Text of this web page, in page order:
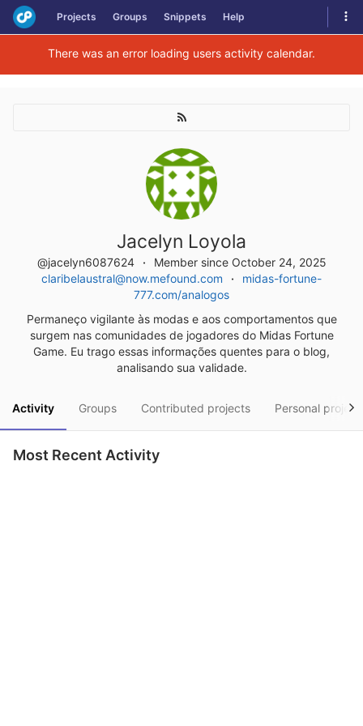
Skip
to
content
Projects Groups Snippets Help
There was an error loading users activity calendar.
Jacelyn Loyola
@jacelyn6087624
Member since October 24, 2025
claribelaustral@now.mefound.com
midas-fortune-
777.com/analogos
Permaneço vigilante às modas e aos comportamentos que
surgem nas comunidades de jogadores do Midas Fortune
Game. Eu trago essas informações quentes para o blog,
analisando sua validade.
Activity Groups Contributed projects Personal
Most Recent Activity